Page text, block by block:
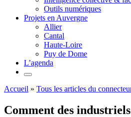
Outils numériques
Projets en Auvergne
Allier
Cantal
Haute-Loire
Puy de Dome
L’agenda
Accueil » Tous les articles du
Comment des